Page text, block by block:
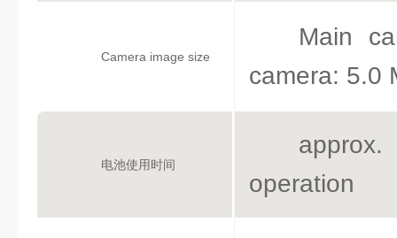
Camera image size
Main
camera: 5.0
电池使用时间
operation